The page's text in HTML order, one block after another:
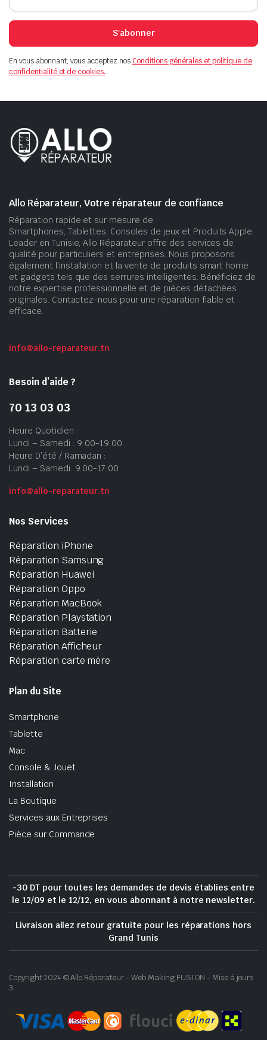
S'abonner
En vous abonnant, vous acceptez nosConditions générales et politique de
confidentialité et de cookies.
Allo Réparateur, Votre réparateur de confiance
Réparation rapide et sur mesure de
Smartphones, Tablettes, Consoles de jeux et Produits Apple.
Leader en Tunisie, Allo Réparateur offre des services de
qualité pour particuliers et entreprises. Nous proposons
également l’installation et la vente de produits smart home
et gadgets tels que des serrures intelligentes. Bénéficiez de
notre expertise professionnelle et de pièces détachées
originales. Contactez-nous pour une réparation fiable et
efficace.
info@allo-reparateur.tn
Besoin d’aide ?
70 13 03 03
Heure Quotidien :
Lundi – Samedi : 9:00-19:00
Heure D’été / Ramadan :
Lundi – Samedi: 9:00-17:00
info@allo-reparateur.tn
Nos Services
Réparation iPhone
Réparation Samsung
Réparation Huawei
Réparation Oppo
Réparation MacBook
Réparation Playstation
Réparation Batterie
Réparation Afficheur
Réparation carte mère
Plan du Site
Smartphone
Tablette
Mac
Console & Jouet
Installation
La Boutique
Services aux Entreprises
Pièce sur Commande
-30 DT pour toutes les demandes de devis établies entre
le 12/09 et le 12/12, en vous abonnant à notre newsletter.
Livraison allez retour gratuite pour les réparations hors
Grand Tunis
Copyright 2024 © Allo Réparateur - Web Making FUSION - Mise à jours
3